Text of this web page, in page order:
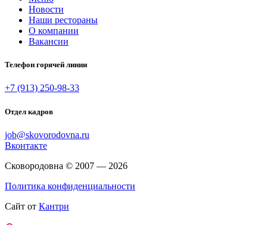
Новости
Наши рестораны
О компании
Вакансии
Телефон горячей линии
+7 (913) 250-98-33
Отдел кадров
job@skovorodovna.ru
Вконтакте
Сковородовна © 2007 — 2026
Политика конфиденциальности
Сайт от Кантри